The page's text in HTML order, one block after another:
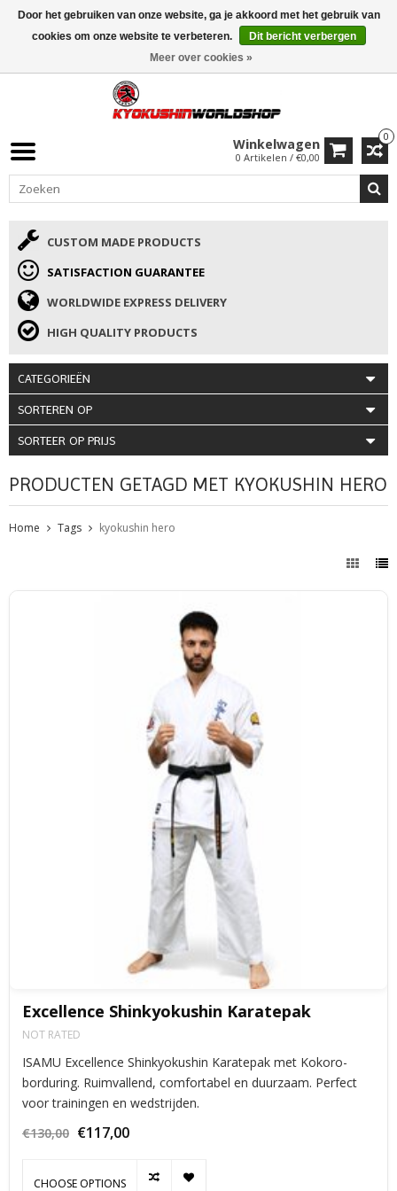
ISAMU SUMMER DEALS• 10% Korting + cadeau vanaf €169 →
0
Winkelwagen
0 Artikelen / €0,00
CUSTOM MADE PRODUCTS
SATISFACTION GUARANTEE
WORLDWIDE EXPRESS DELIVERY
HIGH QUALITY PRODUCTS
CATEGORIEËN
SORTEREN OP
SORTEER OP PRIJS
PRODUCTEN GETAGD MET KYOKUSHIN HERO
Home Tags kyokushin hero
Excellence Shinkyokushin Karatepak
NOT RATED
ISAMU Excellence Shinkyokushin Karatepak met Kokoro-
borduring. Ruimvallend, comfortabel en duurzaam. Perfect
voor trainingen en wedstrijden.
€130,00 €117,00
CHOOSE OPTIONS
Door het gebruiken van onze website, ga je akkoord met het gebruik van
cookies om onze website te verbeteren.
Dit bericht verbergen
Meer over cookies »